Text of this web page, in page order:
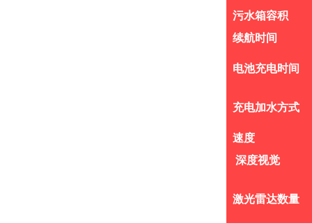
污水箱容积
续航时间
电池充电时间
充电加水方式
速度
深度视觉
激光雷达数量